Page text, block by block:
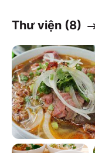
Thư viện (8)